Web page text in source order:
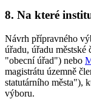
8. Na které
Návrh přípravného
úřadu, úřadu městské
"obecní úřad") nebo
magistrátu územně
statutárního města"),
výboru.